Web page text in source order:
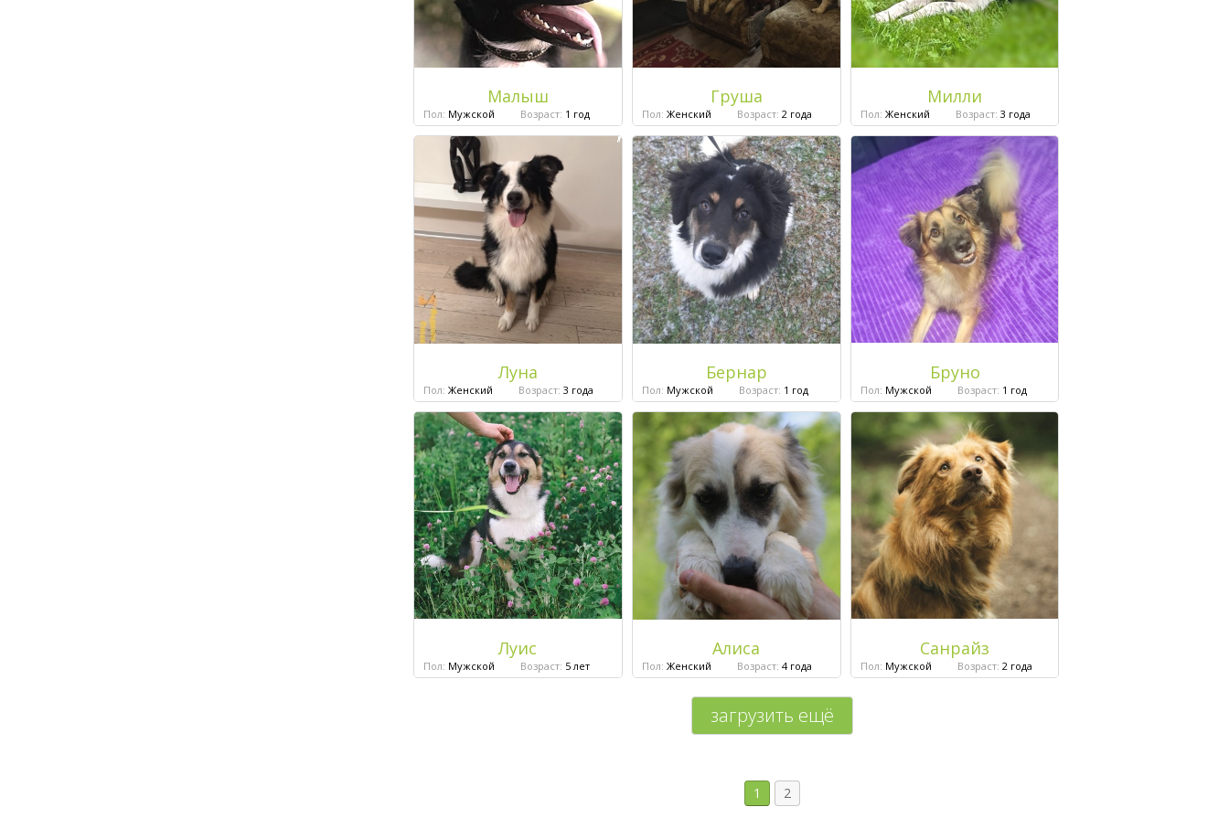
Малыш
Пол: Мужской Возраст: 1 год
Груша
Пол: Женский Возраст: 2 года
Милли
Пол: Женский Возраст: 3 года
Луна
Пол: Женский Возраст: 3 года
Бернар
Пол: Мужской Возраст: 1 год
Бруно
Пол: Мужской Возраст: 1 год
Луис
Пол: Мужской Возраст: 5 лет
Алиса
Пол: Женский Возраст: 4 года
Санрайз
Пол: Мужской Возраст: 2 года
загрузить ещё
1 2